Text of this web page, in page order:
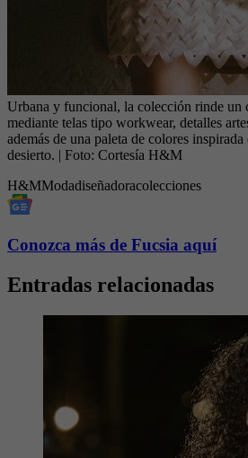
Urbana y funcional, la colección rinde un
mediante telas tipo workwear, detalles
además de una paleta de colores
desierto. | Foto: Cortesía H&M
H&MModadiseñadoracolecciones
Conozca más de Fucsia aquí
Entradas relacionadas